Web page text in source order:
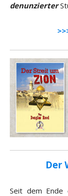
denunzierter
Der
Seit dem Ende